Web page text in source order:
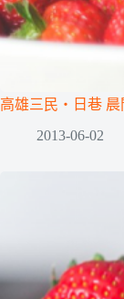
高雄三民‧日巷 晨
2013-06-02